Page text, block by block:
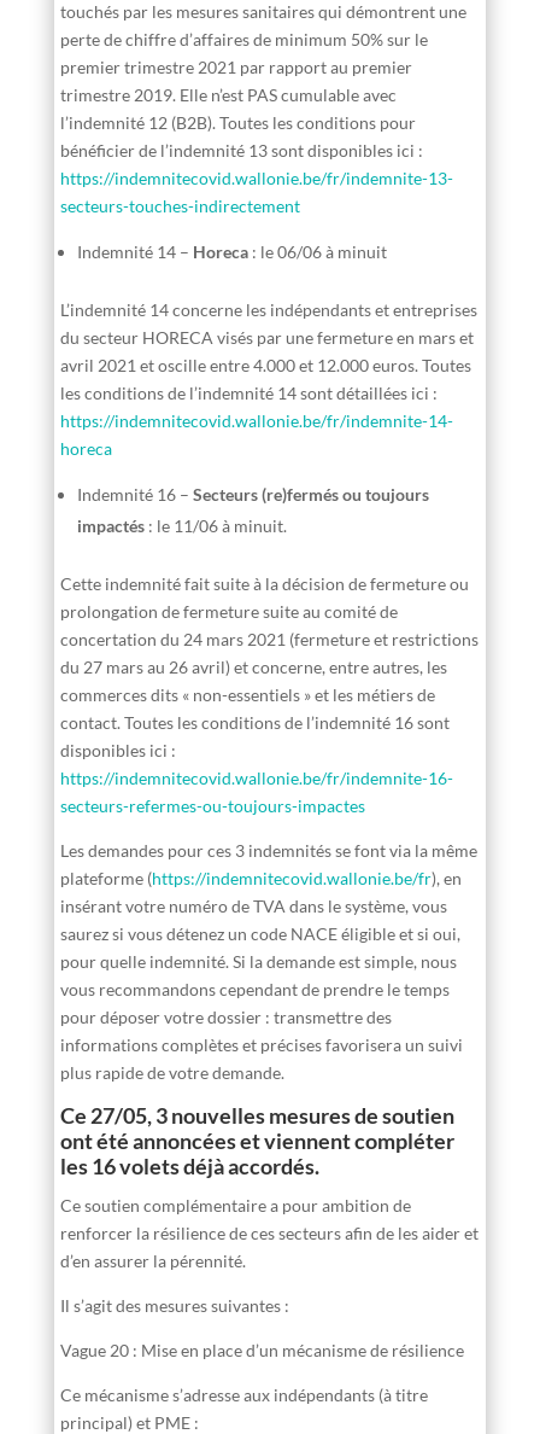
touchés par les mesures sanitaires qui démontrent une
perte de chiffre d’affaires de minimum 50% sur le
premier trimestre 2021 par rapport au premier
trimestre 2019. Elle n’est PAS cumulable avec
l’indemnité 12 (B2B). Toutes les conditions pour
bénéficier de l’indemnité 13 sont disponibles ici :
https://indemnitecovid.wallonie.be/fr/indemnite-13-
secteurs-touches-indirectement
Indemnité 14 – Horeca: le 06/06 à minuit
L’indemnité 14 concerne les indépendants et entreprises
du secteur HORECA visés par une fermeture en mars et
avril 2021 et oscille entre 4.000 et 12.000 euros. Toutes
les conditions de l’indemnité 14 sont détaillées ici :
https://indemnitecovid.wallonie.be/fr/indemnite-14-
horeca
Indemnité 16 – Secteurs (re)fermés ou toujours
impactés: le 11/06 à minuit.
Cette indemnité fait suite à la décision de fermeture ou
prolongation de fermeture suite au comité de
concertation du 24 mars 2021 (fermeture et restrictions
du 27 mars au 26 avril) et concerne, entre autres, les
commerces dits « non-essentiels » et les métiers de
contact. Toutes les conditions de l’indemnité 16 sont
disponibles ici :
https://indemnitecovid.wallonie.be/fr/indemnite-16-
secteurs-refermes-ou-toujours-impactes
Les demandes pour ces 3 indemnités se font via la même
plateforme (https://indemnitecovid.wallonie.be/fr), en
insérant votre numéro de TVA dans le système, vous
saurez si vous détenez un code NACE éligible et si oui,
pour quelle indemnité. Si la demande est simple, nous
vous recommandons cependant de prendre le temps
pour déposer votre dossier : transmettre des
informations complètes et précises favorisera un suivi
plus rapide de votre demande.
Ce 27/05, 3 nouvelles mesures de soutien
ont été annoncées et viennent compléter
les 16 volets déjà accordés.
Ce soutien complémentaire a pour ambition de
renforcer la résilience de ces secteurs afin de les aider et
d’en assurer la pérennité.
Il s’agit des mesures suivantes :
Vague 20 : Mise en place d’un mécanisme de résilience
Ce mécanisme s’adresse aux indépendants (à titre
principal) et PME :